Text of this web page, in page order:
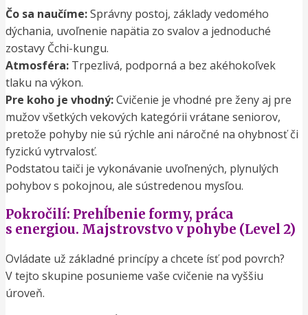
Čo sa naučíme:Správny postoj, základy vedomého
dýchania, uvoľnenie napätia zo svalov a jednoduché
zostavy Čchi-kungu.
Atmosféra: Trpezlivá, podporná a bez akéhokoľvek
tlaku na výkon.
Pre koho je vhodný:Cvičenie je vhodné pre ženy aj pre
mužov všetkých vekových kategórii vrátane seniorov,
pretože pohyby nie sú rýchle ani náročné na ohybnosť či
fyzickú vytrvalosť.
Podstatou taiči je vykonávanie uvoľnených, plynulých
pohybov s pokojnou, ale sústredenou mysľou.
Pokročilí: Prehĺbenie formy, práca
s energiou. Majstrovstvo v pohybe (Level 2)
Ovládate už základné princípy a chcete ísť pod povrch?
V tejto skupine posunieme vaše cvičenie na vyššiu
úroveň.